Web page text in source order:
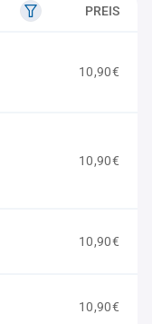
PREIS
10,90€
10,90€
10,90€
10,90€